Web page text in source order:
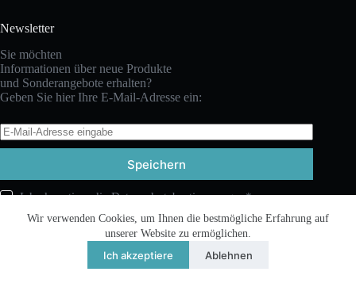
Wir verwenden Cookies, um Ihnen die bestmögliche Erfahrung auf
unserer Website zu ermöglichen.
Ich akzeptiere Ablehnen
Newsletter
Sie möchten
Informationen über neue Produkte
und Sonderangebote erhalten?
Geben Sie hier Ihre E-Mail-Adresse ein:
Speichern
Ich akzeptiere die Datenschutzbestimmungen*